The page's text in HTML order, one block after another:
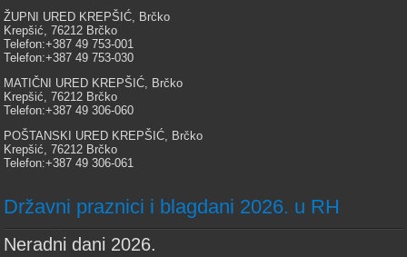
ŽUPNI URED KREPŠIĆ, Brčko
Krepšić, 76212 Brčko
Telefon:+387 49 753-001
Telefon:+387 49 753-030
MATIČNI URED KREPŠIĆ, Brčko
Krepšić, 76212 Brčko
Telefon:+387 49 306-060
POŠTANSKI URED KREPŠIĆ, Brčko
Krepšić, 76212 Brčko
Telefon:+387 49 306-061
Državni praznici i blagdani 2026. u RH
Neradni dani 2026.